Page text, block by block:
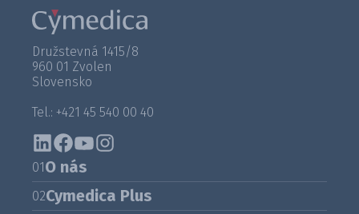
Družstevná 1415/8
960 01 Zvolen
Slovensko
Tel.: +421 45 540 00 40
01O nás
02Cymedica Plus